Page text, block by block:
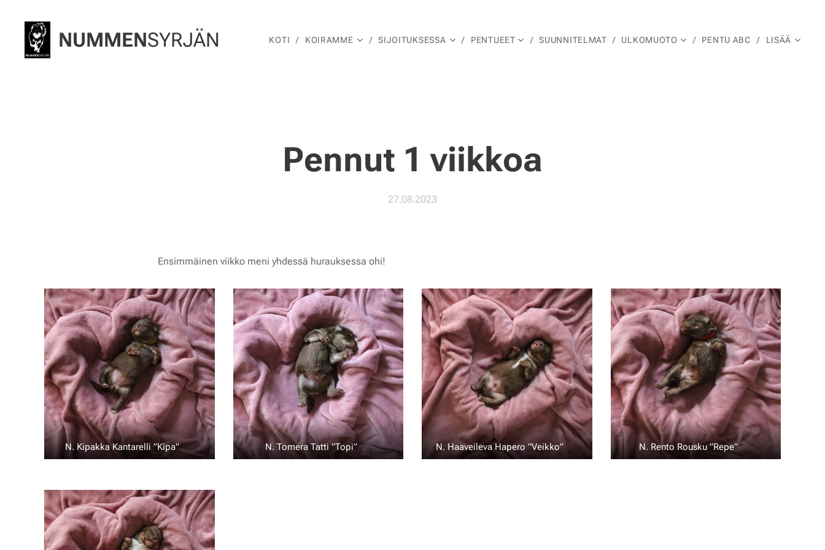
NUMMENSYRJÄN KOTI KOIRAMME SIJOITUKSESSA PENTUEET SUUNNITELMAT ULKOMUOTO PENTU ABC LISÄÄ
✨ Pennut 1 viikkoa ✨
27.08.2023
Ensimmäinen viikko meni yhdessä hurauksessa ohi!
N. Kipakka Kantarelli ”Kipa” 💛 N. Tomera Tatti ”Topi” 💙 N. Haaveileva Hapero ”Veikko” 💚 N. Rento Rousku ”Repe” ❤️